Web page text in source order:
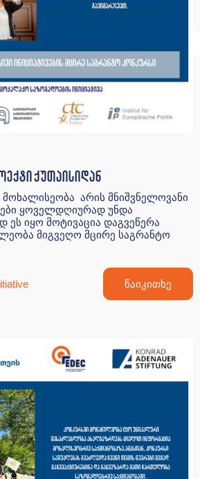
ქუთაისიდან
მოხალისეობა არის მნიშვნელოვანი
ყოველდღიურად უნდა
ეს იყო მოტივაცია დაგვეწერა
მიგვეღო მცირე საგრანტო
წაიკითხე